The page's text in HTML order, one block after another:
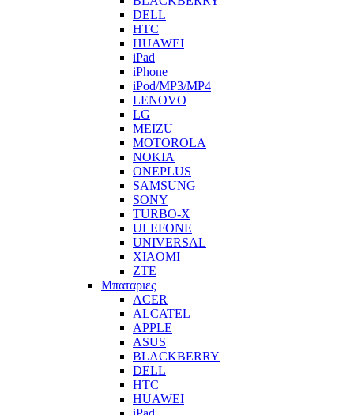
DELL
HTC
HUAWEI
iPad
iPhone
iPod/MP3/MP4
LENOVO
LG
MEIZU
MOTOROLA
NOKIA
ONEPLUS
SAMSUNG
SONY
TURBO-X
ULEFONE
UNIVERSAL
XIAOMI
ZTE
Μπαταριες
ACER
ALCATEL
APPLE
ASUS
BLACKBERRY
DELL
HTC
HUAWEI